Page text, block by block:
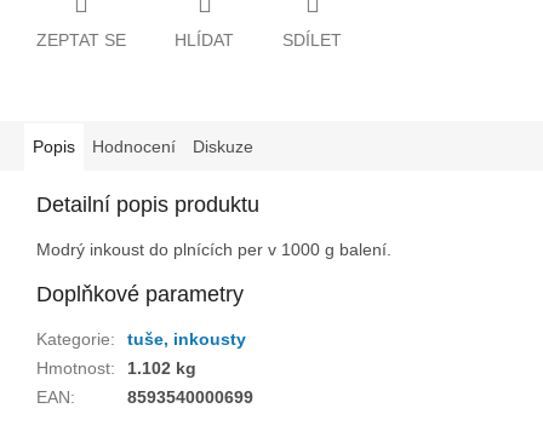
ZEPTAT SE HLÍDAT SDÍLET
Popis Hodnocení Diskuze
Detailní popis produktu
Modrý inkoust do plnících per v 1000 g balení.
Doplňkové parametry
Kategorie:
tuše, inkousty
Hmotnost:
1.102 kg
EAN: 8593540000699